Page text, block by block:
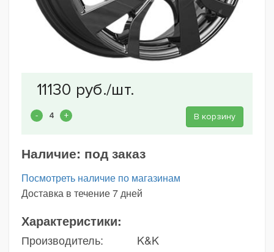
В корзину
Наличие: под заказ
Посмотреть наличие по магазинам
Доставка в течение 7 дней
Характеристики:
Производитель:
K&K